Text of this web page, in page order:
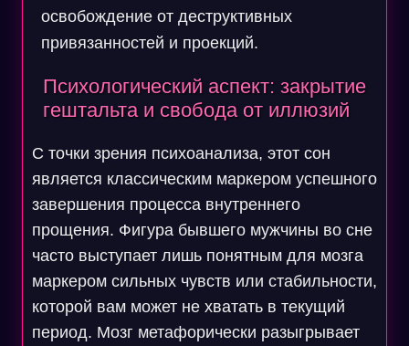
освобождение от деструктивных
привязанностей и проекций.
Психологический аспект: закрытие
гештальта и свобода от иллюзий
С точки зрения психоанализа, этот сон
является классическим маркером успешного
завершения процесса внутреннего
прощения. Фигура бывшего мужчины во сне
часто выступает лишь понятным для мозга
маркером сильных чувств или стабильности,
которой вам может не хватать в текущий
период. Мозг метафорически разыгрывает